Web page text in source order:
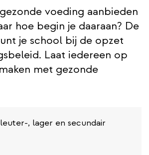
voeding aanbieden
hoe begin je daaraan? De
je school bij de opzet
Laat iedereen op
met gezonde
, lager en secundair